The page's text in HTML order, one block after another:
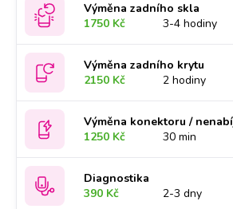
Výměna zadního skla
1750 Kč
3-4 hodiny
Výměna zadního krytu
2150 Kč
2 hodiny
Výměna konektoru /
1250 Kč
30 min
Diagnostika
390 Kč
2-3 dny